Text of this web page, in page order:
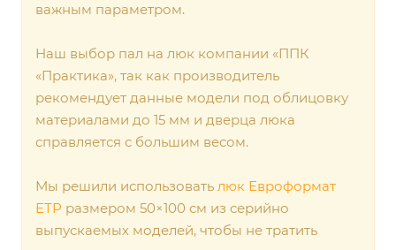
важным параметром.
Наш выбор пал на люк компании «ППК
«Практика», так как производитель
рекомендует данные модели под облицовку
материалами до 15 мм и дверца люка
справляется с большим весом.
Мы решили использовать люк Евроформат
ЕТР размером 50×100 см из серийно
выпускаемых моделей, чтобы не тратить